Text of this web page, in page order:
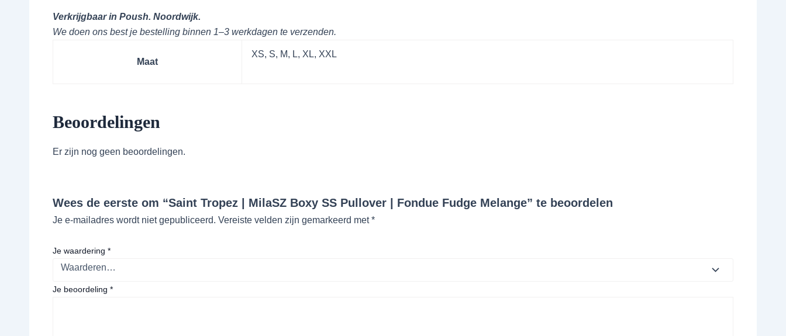
Verkrijgbaar in Poush. Noordwijk.
We doen ons best je bestelling binnen 1–3 werkdagen te verzenden.
Maat
XS, S, M, L, XL, XXL
Beoordelingen
Er zijn nog geen beoordelingen.
Wees de eerste om “Saint Tropez | MilaSZ Boxy SS Pullover | Fondue Fudge Melange” te beoordelen
Je e-mailadres wordt niet gepubliceerd. Vereiste velden zijn gemarkeerd met*
Je waardering *
Je beoordeling *